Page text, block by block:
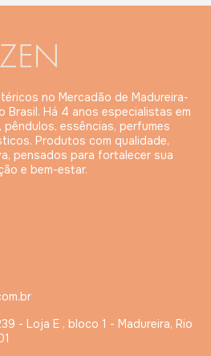
no Mercadão de Madureira-
Brasil. Há 4 anos especialistas em
essências, perfumes
Produtos com qualidade,
pensados para fortalecer sua
e bem-estar.
- Loja E , bloco 1 - Madureira, Rio